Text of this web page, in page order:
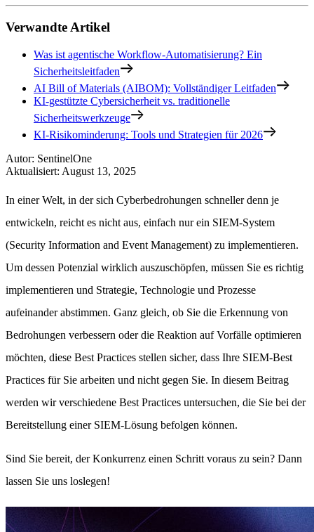
Verwandte Artikel
Was ist agentische Workflow-Automatisierung? Ein
Sicherheitsleitfaden
AI Bill of Materials (AIBOM): Vollständiger Leitfaden
KI-gestützte Cybersicherheit vs. traditionelle
Sicherheitswerkzeuge
KI-Risikominderung: Tools und Strategien für 2026
Autor: SentinelOne
Aktualisiert: August 13, 2025
In einer Welt, in der sich Cyberbedrohungen schneller denn je
entwickeln, reicht es nicht aus, einfach nur ein SIEM-System
(Security Information and Event Management) zu implementieren.
Um dessen Potenzial wirklich auszuschöpfen, müssen Sie es richtig
implementieren und Strategie, Technologie und Prozesse
aufeinander abstimmen. Ganz gleich, ob Sie die Erkennung von
Bedrohungen verbessern oder die Reaktion auf Vorfälle optimieren
möchten, diese Best Practices stellen sicher, dass Ihre SIEM-Best
Practices für Sie arbeiten und nicht gegen Sie. In diesem Beitrag
werden wir verschiedene Best Practices untersuchen, die Sie bei der
Bereitstellung einer SIEM-Lösung befolgen können.
Sind Sie bereit, der Konkurrenz einen Schritt voraus zu sein? Dann
lassen Sie uns loslegen!